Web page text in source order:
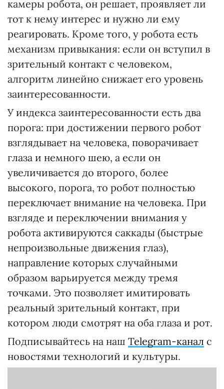
камеры робота, он решает, проявляет ли
тот к нему интерес и нужно ли ему
реагировать. Кроме того, у робота есть
механизм привыкания: если он вступил в
зрительный контакт с человеком,
алгоритм линейно снижает его уровень
заинтересованности.
У индекса заинтересованности есть два
порога: при достижении первого робот
взглядывает на человека, поворачивает
глаза и немного шею, а если он
увеличивается до второго, более
высокого, порога, то робот полностью
переключает внимание на человека. При
взгляде и переключении внимания у
робота активируются саккады (быстрые
непроизвольные движения глаз),
направление которых случайными
образом варьируется между тремя
точками. Это позволяет имитировать
реальный зрительный контакт, при
котором люди смотрят на оба глаза и рот.
Подписывайтесь на наш Telegram-канал с
новостями технологий и культуры.